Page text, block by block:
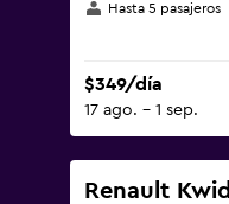
Hasta 5 pasajeros
$349/día
17 ago. - 1 sep.
Renault Kwid